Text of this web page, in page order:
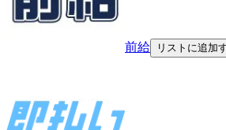
前給 リストに追加